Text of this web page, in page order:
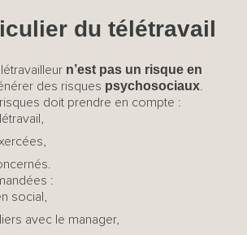
du télétravail
n’est pas un risque en
des risques psychosociaux
risques doit prendre en compte :
:
social,
avec le manager,